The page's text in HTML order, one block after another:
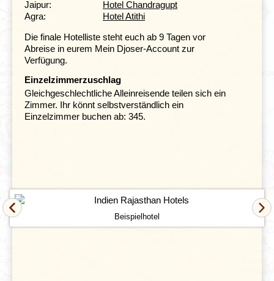
dominiert von der Festung Mehrangarh, die ihren Namen
‘majestätisch’ zu Recht trägt.
heute noch Zeugnisse in der Altstadt mit ihren sieben
Jaipur: Hotel Chandragupt
Agra:
Hotel Atithi
Die finale Hotelliste steht euch ab 9 Tagen vor
Abreise in eurem Mein Djoser-Account zur
Verfügung.
Einzelzimmerzuschlag
Gleichgeschlechtliche Alleinreisende teilen sich ein
Zimmer. Ihr könnt selbstverständlich ein
Einzelzimmer buchen ab: 345.
Beispielhotel